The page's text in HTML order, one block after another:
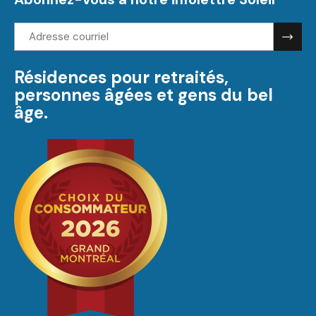
Adresse
courriel:
Résidences pour retraités,
personnes âgées et gens du bel
âge.